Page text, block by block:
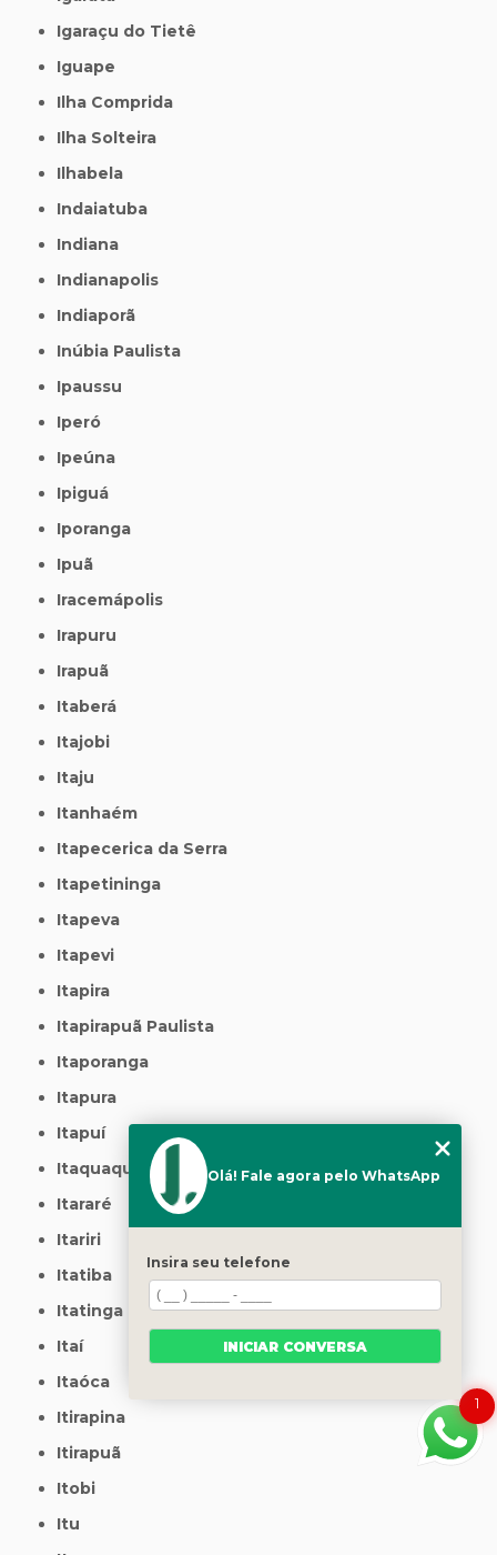
Igaraçu do Tietê
Iguape
Ilha Comprida
Ilha Solteira
Ilhabela
Indaiatuba
Indiana
Indianapolis
Indiaporã
Inúbia Paulista
Ipaussu
Iperó
Ipeúna
Ipiguá
Iporanga
Ipuã
Iracemápolis
Irapuru
Irapuã
Itaberá
Itajobi
Itaju
Itanhaém
Itapecerica da Serra
Itapetininga
Itapeva
Itapevi
Itapira
Itapirapuã Paulista
Itaporanga
Itapura
Itapuí
Itaquaquecetuba
Itararé
Itariri
Itatiba
Itatinga
Itaí
Itaóca
Itirapina
Itirapuã
Itobi
Itu
1
Olá! Fale agora pelo WhatsApp
Insira seu telefone
INICIAR CONVERSA